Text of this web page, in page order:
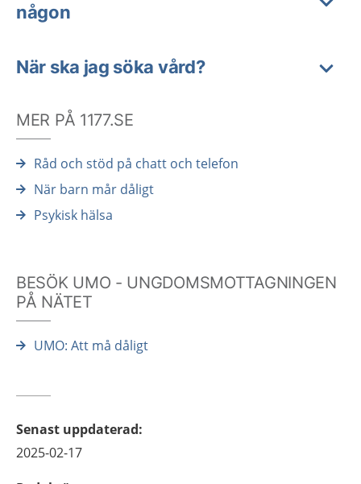
någon
När ska jag söka vård?
MER PÅ 1177.SE
Råd och stöd på chatt och telefon
När barn mår dåligt
Psykisk hälsa
BESÖK UMO - UNGDOMSMOTTAGNINGEN
PÅ NÄTET
UMO: Att må dåligt
Senast uppdaterad:
2025-02-17